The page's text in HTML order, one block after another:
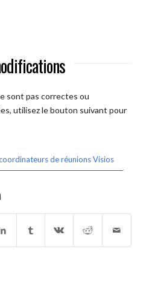
sont pas correctes ou
utilisez le bouton suivant pour
de réunions Visios